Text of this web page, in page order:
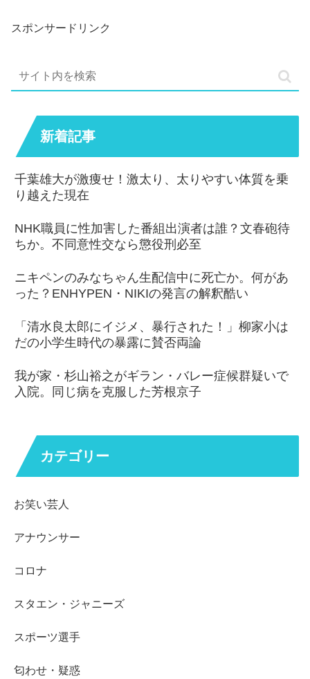
スポンサードリンク
新着記事
千葉雄大が激痩せ！激太り、太りやすい体質を乗
り越えた現在
NHK職員に性加害した番組出演者は誰？文春砲待
ちか。不同意性交なら懲役刑必至
ニキペンのみなちゃん生配信中に死亡か。何があ
った？ENHYPEN・NIKIの発言の解釈酷い
「清水良太郎にイジメ、暴行された！」柳家小は
だの小学生時代の暴露に賛否両論
我が家・杉山裕之がギラン・バレー症候群疑いで
入院。同じ病を克服した芳根京子
カテゴリー
お笑い芸人
アナウンサー
コロナ
スタエン・ジャニーズ
スポーツ選手
匂わせ・疑惑